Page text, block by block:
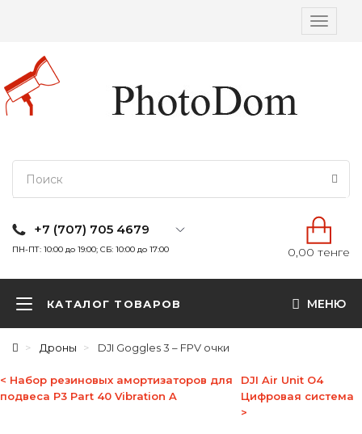
Вкл/
+7 (707) 705 4679
ПН-ПТ: 10:00 до 19:00; СБ: 10:00 до 17:00 0,00 тенге
КАТАЛОГ ТОВАРОВ МЕНЮ
Дроны DJI Goggles 3 – FPV очки
< Набор резиновых амортизаторов для
подвеса P3 Part 40 Vibration A
DJI Air Unit O4
Цифровая система
>